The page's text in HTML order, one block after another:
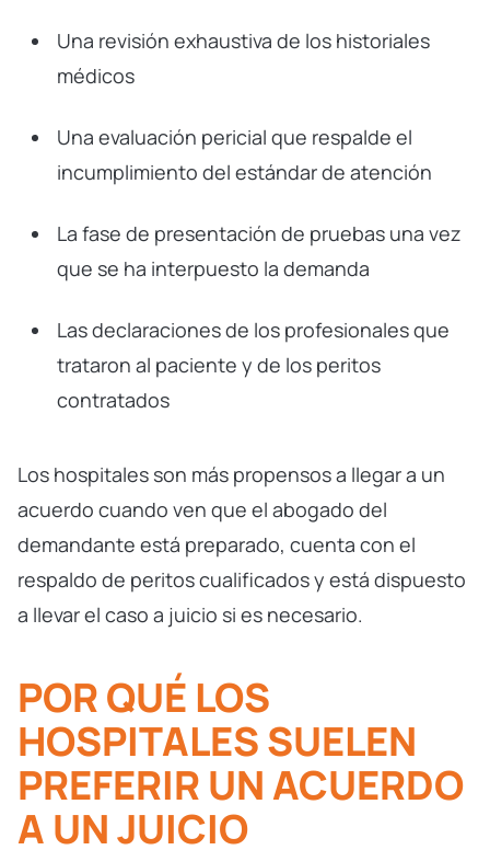
Una revisión exhaustiva de los historiales
médicos
Una evaluación pericial que respalde el
incumplimiento del estándar de atención
La fase de presentación de pruebas una vez
que se ha interpuesto la demanda
Las declaraciones de los profesionales que
trataron al paciente y de los peritos
contratados
Los hospitales son más propensos a llegar a un
acuerdo cuando ven que el abogado del
demandante está preparado, cuenta con el
respaldo de peritos cualificados y está dispuesto
a llevar el caso a juicio si es necesario.
POR QUÉ LOS
HOSPITALES SUELEN
PREFERIR UN ACUERDO
A UN JUICIO